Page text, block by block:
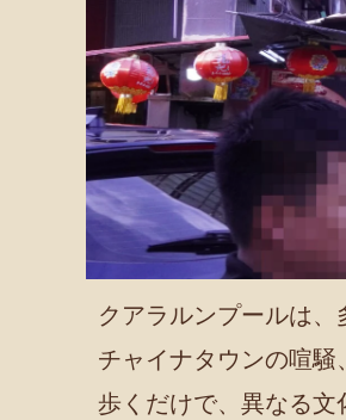
クアラルンプールは、
チャイナタウンの喧
歩くだけで、異なる文